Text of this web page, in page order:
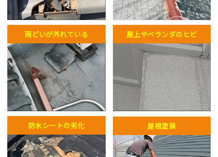
雨どいが外れている 屋上やベランダのヒビ
防水シートの劣化 屋根塗装